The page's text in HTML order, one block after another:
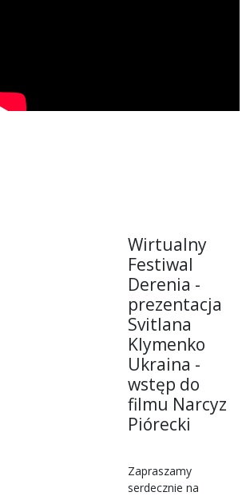
Wirtualny
Festiwal
Derenia -
prezentacja
Svitlana
Klymenko
Ukraina -
wstęp do
filmu Narcyz
Piórecki
Zapraszamy
serdecznie na